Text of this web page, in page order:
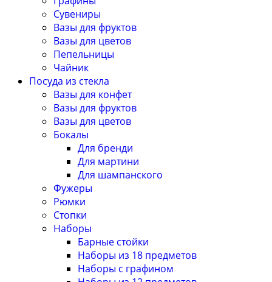
Сувениры
Вазы для фруктов
Вазы для цветов
Пепельницы
Чайник
Посуда из стекла
Вазы для конфет
Вазы для фруктов
Вазы для цветов
Бокалы
Для бренди
Для мартини
Для шампанского
Фужеры
Рюмки
Стопки
Наборы
Барные стойки
Наборы из 18 предметов
Наборы с графином